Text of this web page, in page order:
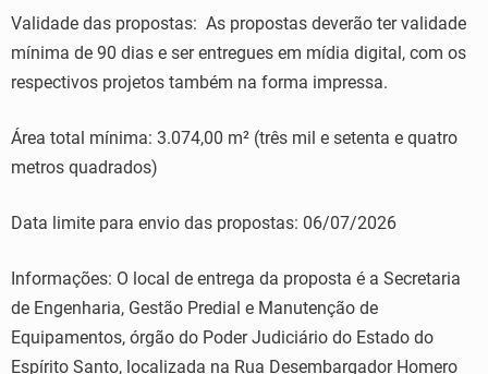
Validade das propostas: As propostas deverão ter validade
mínima de 90 dias e ser entregues em mídia digital, com os
respectivos projetos também na forma impressa.
Área total mínima: 3.074,00 m² (três mil e setenta e quatro
metros quadrados)
Data limite para envio das propostas: 06/07/2026
Informações: O local de entrega da proposta é a Secretaria
de Engenharia, Gestão Predial e Manutenção de
Equipamentos, órgão do Poder Judiciário do Estado do
Espírito Santo, localizada na Rua Desembargador Homero